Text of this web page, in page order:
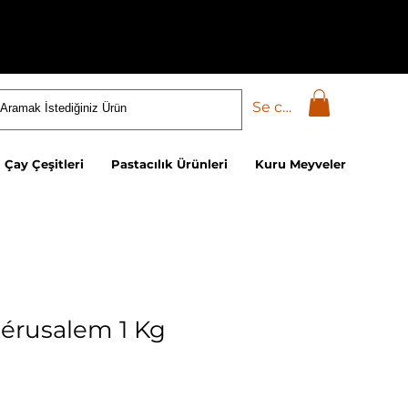
Se connecter
Çay Çeşitleri Pastacılık Ürünleri Kuru Meyveler
1 Kg